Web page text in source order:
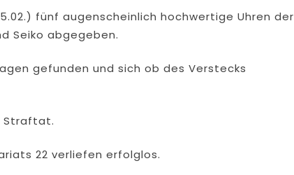
fünf augenscheinlich hochwertige Uhren der
Seiko abgegeben.
gefunden und sich ob des Verstecks
Straftat.
22 verliefen erfolglos.